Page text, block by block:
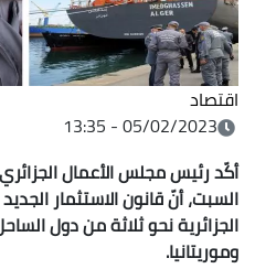
اقتصاد
05/02/2023 - 13:35
أكّد رئيس مجلس الأعمال
السبت، أنّ قانون الاستثمار
الجزائرية نحو ثلاثة من دول
وموريتانيا.